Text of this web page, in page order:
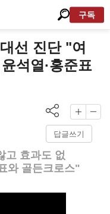
구독
선 진단 "여
석열·홍준표
답글쓰기
고 효과도 없
와 골든크로스"